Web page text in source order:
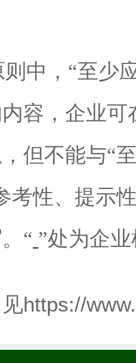
中，“至少
容，企业
但不能与“
考性、提示
“ ”处为企
https://